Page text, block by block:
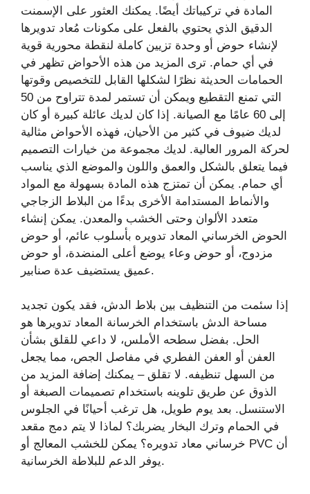
المادة في تركيباتك أيضًا. يمكنك العثور على الإسمنت
الدقيق الذي يحتوي بالفعل على مكونات مُعاد تدويرها
لإنشاء حوض أو وحدة تزيين كاملة لنقطة محورية قوية
في أي حمام. ترى المزيد من هذه الأحواض تظهر في
الحمامات الحديثة نظرًا لشكلها القابل للتخصيص وقوتها
التي تمنع التقطيع ويمكن أن تستمر لمدة تتراوح من 50
إلى 60 عامًا مع الصيانة. إذا كان لديك عائلة كبيرة أو كان
لديك ضيوف في كثير من الأحيان، فهذه الأحواض مثالية
لحركة المرور العالية. لديك مجموعة من خيارات التصميم
فيما يتعلق بالشكل والعمق واللون والموضع الذي يناسب
أي حمام. يمكن أن تمتزج هذه المادة بسهولة مع المواد
والأنماط المستدامة الأخرى بدءًا من البلاط الزجاجي
متعدد الألوان وحتى الخشب والمعدن. يمكن إنشاء
الحوض الخرساني المعاد تدويره بأسلوب عائم، أو حوض
مزدوج، أو حوض وعاء يوضع أعلى المنضدة، أو حوض
عميق يستضيف عدة صنابير.
إذا سئمت من التنظيف بين بلاط الدش، فقد يكون تجديد
مساحة الدش باستخدام الخرسانة المعاد تدويرها هو
الحل. بفضل سطحه الأملس، لا داعي للقلق بشأن
العفن أو العفن الفطري في مفاصل الجص، مما يجعل
من السهل تنظيفه. لا تقلق – يمكنك إضافة المزيد من
الذوق عن طريق تلوينه باستخدام تصميمات الصبغة أو
الاستنسل. بعد يوم طويل، هل ترغب أحيانًا في الجلوس
في الحمام وترك البخار يضربك؟ لماذا لا يتم دمج مقعد
خرساني معاد تدويره؟ يمكن للخشب المعالج أو PVC أن
يوفر الدعم للبلاطة الخرسانية.